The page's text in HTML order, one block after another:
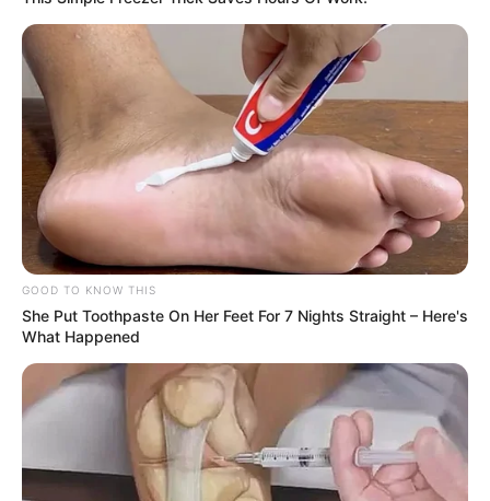
GOOD TO KNOW THIS
She Put Toothpaste On Her Feet For 7 Nights Straight – Here's
What Happened